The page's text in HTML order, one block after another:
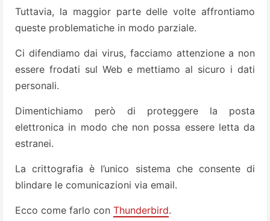
Tuttavia, la maggior parte delle volte affrontiamo
queste problematiche in modo parziale.
Ci difendiamo dai virus, facciamo attenzione a non
essere frodati sul Web e mettiamo al sicuro i dati
personali.
Dimentichiamo però di proteggere la posta
elettronica in modo che non possa essere letta da
estranei.
La crittografia è l’unico sistema che consente di
blindare le comunicazioni via email.
Ecco come farlo con Thunderbird.